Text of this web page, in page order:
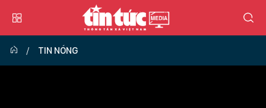
TIN NÓNG